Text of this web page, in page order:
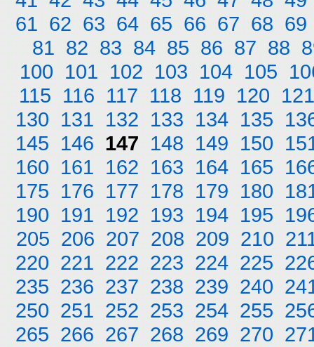
61 62 63 64 65 66 67 68 69
81 82 83 84 85 86 87 88
100 101 102 103 104 105
115 116 117 118 119 120 121
130 131 132 133 134 135
145 146 147 148 149 150
160 161 162 163 164 165
175 176 177 178 179 180
190 191 192 193 194 195
205 206 207 208 209 210
220 221 222 223 224 225
235 236 237 238 239 240
250 251 252 253 254 255
265 266 267 268 269 270